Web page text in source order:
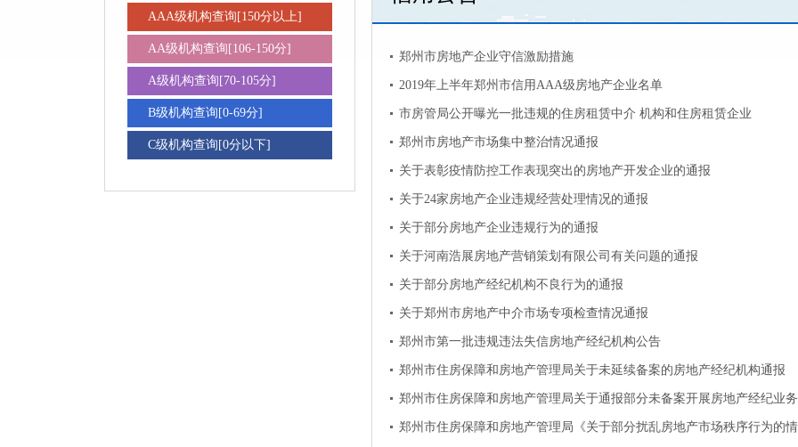
AAA级机构查询[150分以上]
AA级机构查询[106-150分]
A级机构查询[70-105分]
B级机构查询[0-69分]
C级机构查询[0分以下]
郑州市房地产企业守信激励措施
2019年上半年郑州市信用AAA级房地产企业名单
市房管局公开曝光一批违规的住房租赁中介 机构和住房租赁企业
郑州市房地产市场集中整治情况通报
关于表彰疫情防控工作表现突出的房地产开发企业的通报
关于24家房地产企业违规经营处理情况的通报
关于部分房地产企业违规行为的通报
关于河南浩展房地产营销策划有限公司有关问题的通报
关于部分房地产经纪机构不良行为的通报
关于郑州市房地产中介市场专项检查情况通报
郑州市第一批违规违法失信房地产经纪机构公告
郑州市住房保障和房地产管理局关于未延续备案的房地产经纪机构通报
郑州市住房保障和房地产管理局关于通报部分未备案开展房地产经纪业
郑州市住房保障和房地产管理局《关于部分扰乱房地产市场秩序行为的